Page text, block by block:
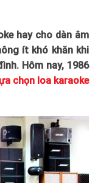
hay cho dàn âm
ít khó khăn khi
Hôm nay, 1986
chọn loa karaoke